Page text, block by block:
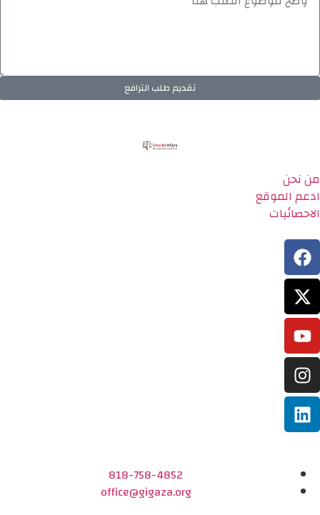
تقديم طلب الترافع
من نحن
ادعم الموقع
الاحصائيات
818-758-4852
office@gigaza.org